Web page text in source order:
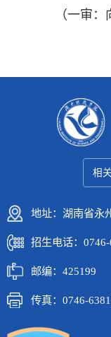
（一审
相
地址：湖南省永
招生电话：
邮编：425199
传真：0746-